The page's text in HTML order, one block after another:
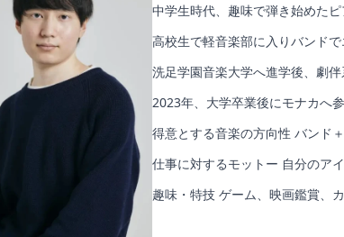
中学生時代、趣味で弾き始めた
高校生で軽音楽部に入りバンド
洗足学園音楽大学へ進学後、劇
2023年、大学卒業後にモナカへ参
得意とする音楽の方向性 バンド
仕事に対するモットー 自分のア
趣味・特技 ゲーム、映画鑑賞、